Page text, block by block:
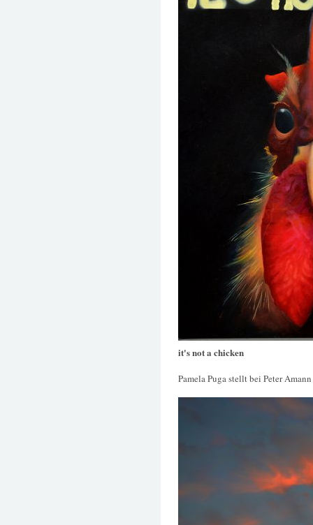
it's not a chicken
Pamela Puga stellt bei Peter